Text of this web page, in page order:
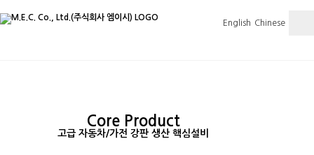
English Chinese
Core Product
고급 자동차/가전 강판 생산 핵심설비